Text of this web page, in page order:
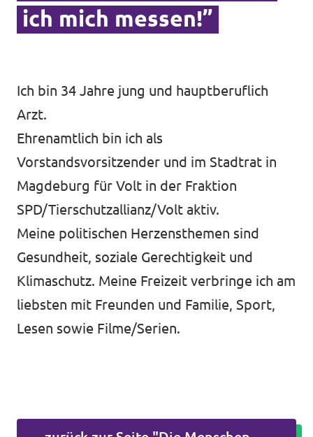
ich mich messen!”
Ich bin 34 Jahre jung und hauptberuflich
Arzt.
Ehrenamtlich bin ich als
Vorstandsvorsitzender und im Stadtrat in
Magdeburg für Volt in der Fraktion
SPD/Tierschutzallianz/Volt aktiv.
Meine politischen Herzensthemen sind
Gesundheit, soziale Gerechtigkeit und
Klimaschutz. Meine Freizeit verbringe ich am
liebsten mit Freunden und Familie, Sport,
Lesen sowie Filme/Serien.